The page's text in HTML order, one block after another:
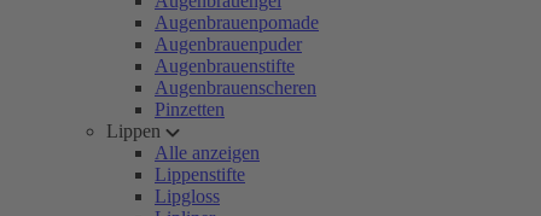
Augenbrauenpomade
Augenbrauenpuder
Augenbrauenstifte
Augenbrauenscheren
Pinzetten
Lippen
Alle anzeigen
Lippenstifte
Lipgloss